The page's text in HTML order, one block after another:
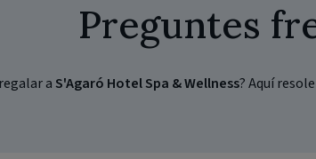
Preguntes
a S'Agaró Hotel Spa & Wellness? Aquí